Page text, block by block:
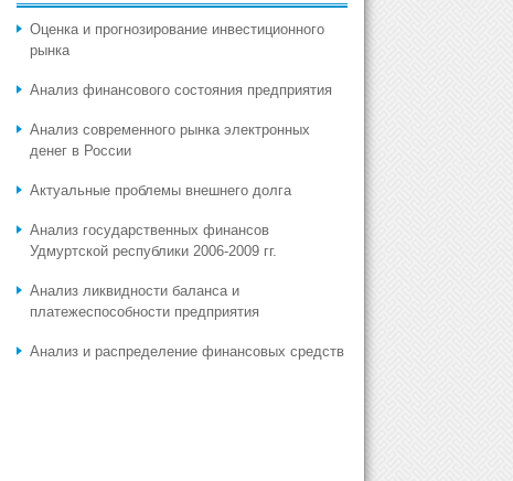
Оценка и прогнозирование инвестиционного
рынка
Анализ финансового состояния предприятия
Анализ современного рынка электронных
денег в России
Актуальные проблемы внешнего долга
Анализ государственных финансов
Удмуртской республики 2006-2009 гг.
Анализ ликвидности баланса и
платежеспособности предприятия
Анализ и распределение финансовых средств